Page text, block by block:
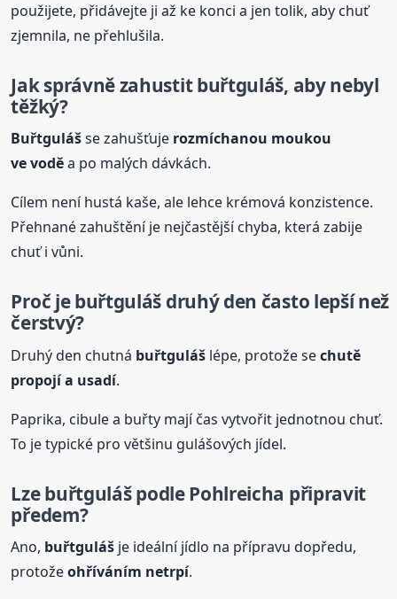
použijete, přidávejte ji až ke konci a jen tolik, aby chuť
zjemnila, ne přehlušila.
Jak správně zahustitbuřtguláš, aby nebyl
těžký?
Buřtgulášse zahušťuje rozmíchanou moukou
ve voděa po malých dávkách.
Cílem není hustá kaše, ale lehce krémová konzistence.
Přehnané zahuštění je nejčastější chyba, která zabije
chuť i vůni.
Proč jebuřtguláš druhý den často lepší než
čerstvý?
Druhý den chutná buřtguláš lépe, protože sechutě
propojí a usadí.
Paprika, cibule a buřty mají čas vytvořit jednotnou chuť.
To je typické pro většinu gulášových jídel.
LzebuřtgulášpodlePohlreicha připravit
předem?
Ano, buřtguláš je ideální jídlo na přípravu dopředu,
protožeohříváním netrpí.